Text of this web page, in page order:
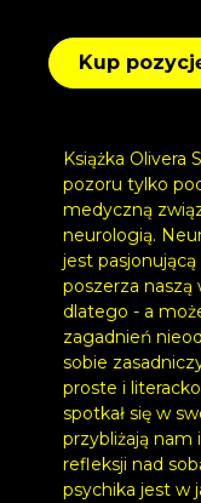
Kup
Książka Olivera
pozoru tylko
medyczną
neurologią.
jest
poszerza naszą
dlatego - a
zagadnień
sobie
proste i
spotkał się w
przybliżają nam
refleksji nad
psychika jest w